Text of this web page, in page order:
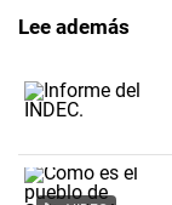
Lee además